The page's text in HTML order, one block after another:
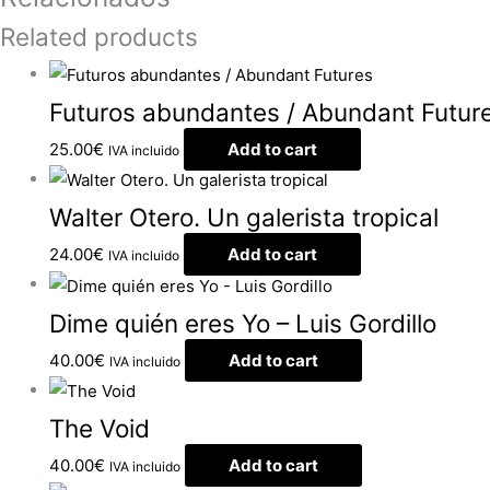
Related products
Futuros abundantes / Abundant
25.00€ IVA incluido Add to cart
Walter Otero. Un galerista tropical
24.00€ IVA incluido Add to cart
Dime quién eres Yo – Luis Gordillo
40.00€ IVA incluido Add to cart
The Void
40.00€ IVA incluido Add to cart